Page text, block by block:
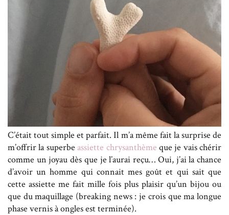
C’était tout simple et parfait. Il m’a même fait la surprise de
m’offrir la superbeassiette chrysanthème que je vais chérir
comme un joyau dès que je l’aurai reçu… Oui, j’ai la chance
d’avoir un homme qui connait mes goût et qui sait que
cette assiette me fait mille fois plus plaisir qu’un bijou ou
que du maquillage (breaking news : je crois que ma longue
phase vernis à ongles est terminée).